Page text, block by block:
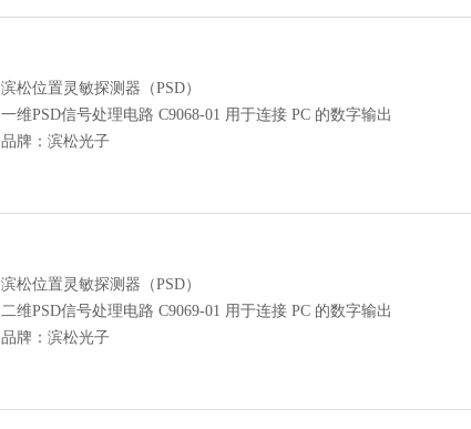
滨松位置灵敏探测器（PSD）
一维PSD信号处理电路 C9068-01 用于连接 PC 的数字输出
品牌：滨松光子
滨松位置灵敏探测器（PSD）
二维PSD信号处理电路 C9069-01 用于连接 PC 的数字输出
品牌：滨松光子